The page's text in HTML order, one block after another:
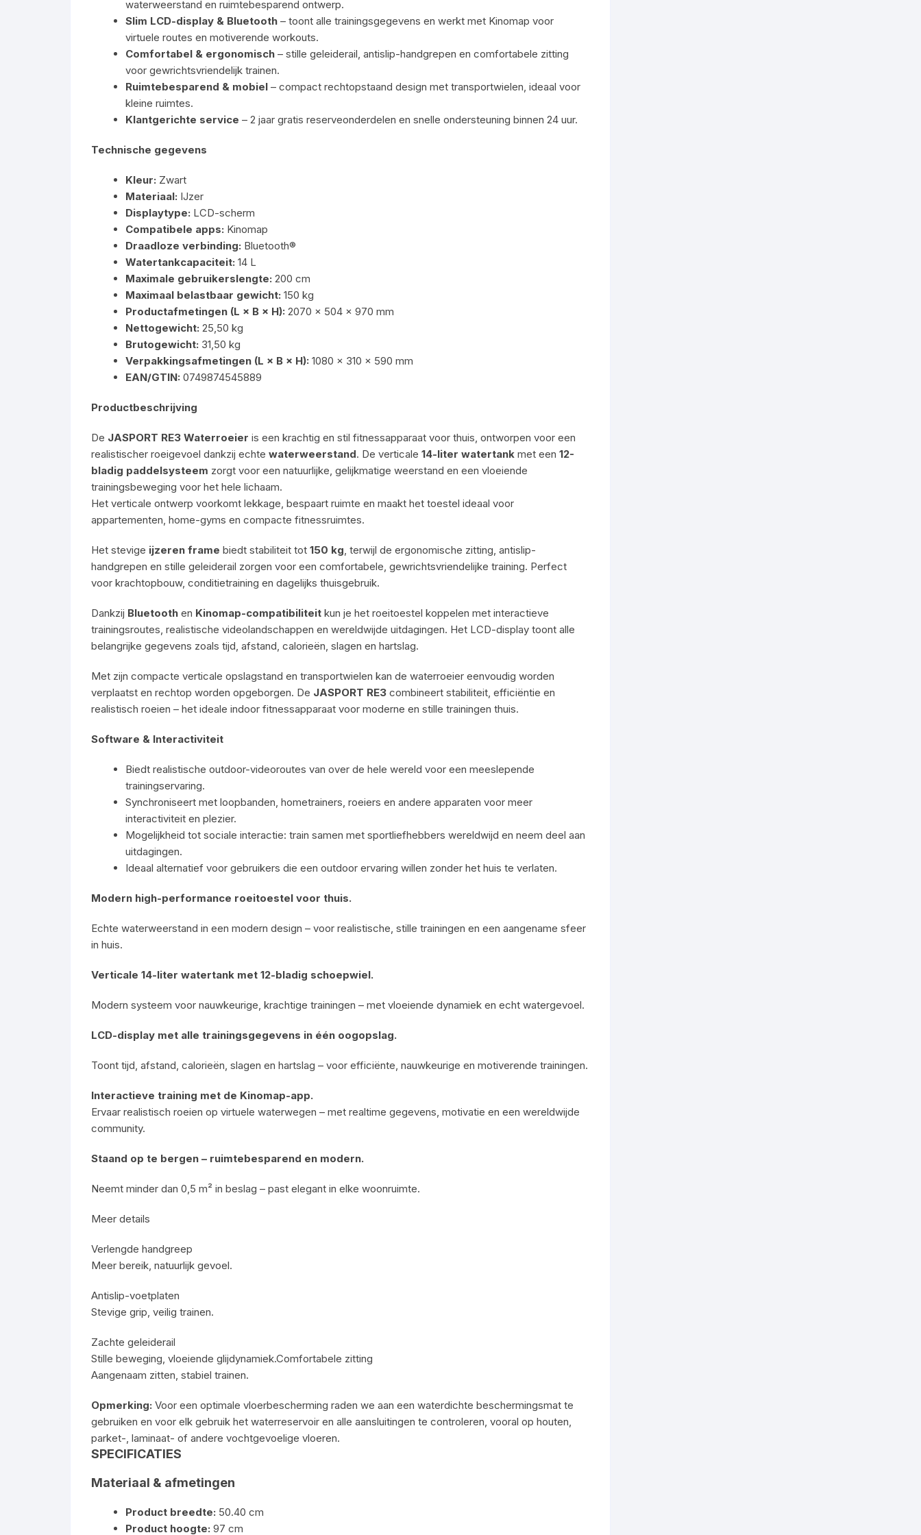
waterweerstand en ruimtebesparend ontwerp.
Slim LCD-display & Bluetooth – toont alle trainingsgegevens en werkt met Kinomap voor
virtuele routes en motiverende workouts.
Comfortabel & ergonomisch – stille geleiderail, antislip-handgrepen en comfortabele zitting
voor gewrichtsvriendelijk trainen.
Ruimtebesparend & mobiel – compact rechtopstaand design met transportwielen, ideaal voor
kleine ruimtes.
Klantgerichte service – 2 jaar gratis reserveonderdelen en snelle ondersteuning binnen 24 uur.
Technische gegevens
Kleur: Zwart
Materiaal: IJzer
Displaytype: LCD-scherm
Compatibele apps: Kinomap
Draadloze verbinding: Bluetooth®
Watertankcapaciteit: 14 L
Maximale gebruikerslengte: 200 cm
Maximaal belastbaar gewicht: 150 kg
Productafmetingen (L × B × H): 2070 × 504 × 970 mm
Nettogewicht: 25,50 kg
Brutogewicht: 31,50 kg
Verpakkingsafmetingen (L × B × H): 1080 × 310 × 590 mm
EAN/GTIN: 0749874545889
Productbeschrijving
De JASPORT RE3 Waterroeier is een krachtig en stil fitnessapparaat voor thuis, ontworpen voor een
realistischer roeigevoel dankzij echte waterweerstand. De verticale 14-liter watertank met een 12-
bladig paddelsysteem zorgt voor een natuurlijke, gelijkmatige weerstand en een vloeiende
trainingsbeweging voor het hele lichaam.
Het verticale ontwerp voorkomt lekkage, bespaart ruimte en maakt het toestel ideaal voor
appartementen, home-gyms en compacte fitnessruimtes.
Het stevige ijzeren frame biedt stabiliteit tot 150 kg, terwijl de ergonomische zitting, antislip-
handgrepen en stille geleiderail zorgen voor een comfortabele, gewrichtsvriendelijke training. Perfect
voor krachtopbouw, conditietraining en dagelijks thuisgebruik.
Dankzij Bluetooth en Kinomap-compatibiliteit kun je het roeitoestel koppelen met interactieve
trainingsroutes, realistische videolandschappen en wereldwijde uitdagingen. Het LCD-display toont alle
belangrijke gegevens zoals tijd, afstand, calorieën, slagen en hartslag.
Met zijn compacte verticale opslagstand en transportwielen kan de waterroeier eenvoudig worden
verplaatst en rechtop worden opgeborgen. De JASPORT RE3 combineert stabiliteit, efficiëntie en
realistisch roeien – het ideale indoor fitnessapparaat voor moderne en stille trainingen thuis.
Software & Interactiviteit
Biedt realistische outdoor-videoroutes van over de hele wereld voor een meeslepende
trainingservaring.
Synchroniseert met loopbanden, hometrainers, roeiers en andere apparaten voor meer
interactiviteit en plezier.
Mogelijkheid tot sociale interactie: train samen met sportliefhebbers wereldwijd en neem deel aan
uitdagingen.
Ideaal alternatief voor gebruikers die een outdoor ervaring willen zonder het huis te verlaten.
Modern high-performance roeitoestel voor thuis.
Echte waterweerstand in een modern design – voor realistische, stille trainingen en een aangename sfeer
in huis.
Verticale 14-liter watertank met 12-bladig schoepwiel.
Modern systeem voor nauwkeurige, krachtige trainingen – met vloeiende dynamiek en echt watergevoel.
LCD-display met alle trainingsgegevens in één oogopslag.
Toont tijd, afstand, calorieën, slagen en hartslag – voor efficiënte, nauwkeurige en motiverende trainingen.
Interactieve training met de Kinomap-app.
Ervaar realistisch roeien op virtuele waterwegen – met realtime gegevens, motivatie en een wereldwijde
community.
Staand op te bergen – ruimtebesparend en modern.
Neemt minder dan 0,5 m² in beslag – past elegant in elke woonruimte.
Meer details
Verlengde handgreep
Meer bereik, natuurlijk gevoel.
Antislip-voetplaten
Stevige grip, veilig trainen.
Zachte geleiderail
Stille beweging, vloeiende glijdynamiek.Comfortabele zitting
Aangenaam zitten, stabiel trainen.
Opmerking: Voor een optimale vloerbescherming raden we aan een waterdichte beschermingsmat te
gebruiken en voor elk gebruik het waterreservoir en alle aansluitingen te controleren, vooral op houten,
parket-, laminaat- of andere vochtgevoelige vloeren.
SPECIFICATIES
Materiaal & afmetingen
Product breedte: 50.40 cm
Product hoogte: 97 cm